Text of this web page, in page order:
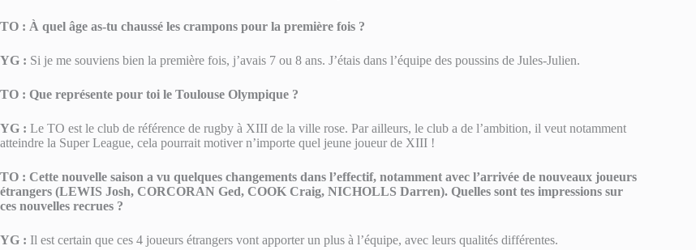
TO : À quel âge as-tu chaussé les crampons pour la première fois ?
YG : Si je me souviens bien la première fois, j’avais 7 ou 8 ans. J’étais dans l’équipe des poussins de Jules-Julien.
TO : Que représente pour toi le Toulouse Olympique ?
YG : Le TO est le club de référence de rugby à XIII de la ville rose. Par ailleurs, le club a de l’ambition, il veut notamment
atteindre la Super League, cela pourrait motiver n’importe quel jeune joueur de XIII !
TO : Cette nouvelle saison a vu quelques changements dans l’effectif, notamment avec l’arrivée de nouveaux joueurs
étrangers (LEWIS Josh, CORCORAN Ged, COOK Craig, NICHOLLS Darren). Quelles sont tes impressions sur
ces nouvelles recrues ?
YG : Il est certain que ces 4 joueurs étrangers vont apporter un plus à l’équipe, avec leurs qualités différentes.